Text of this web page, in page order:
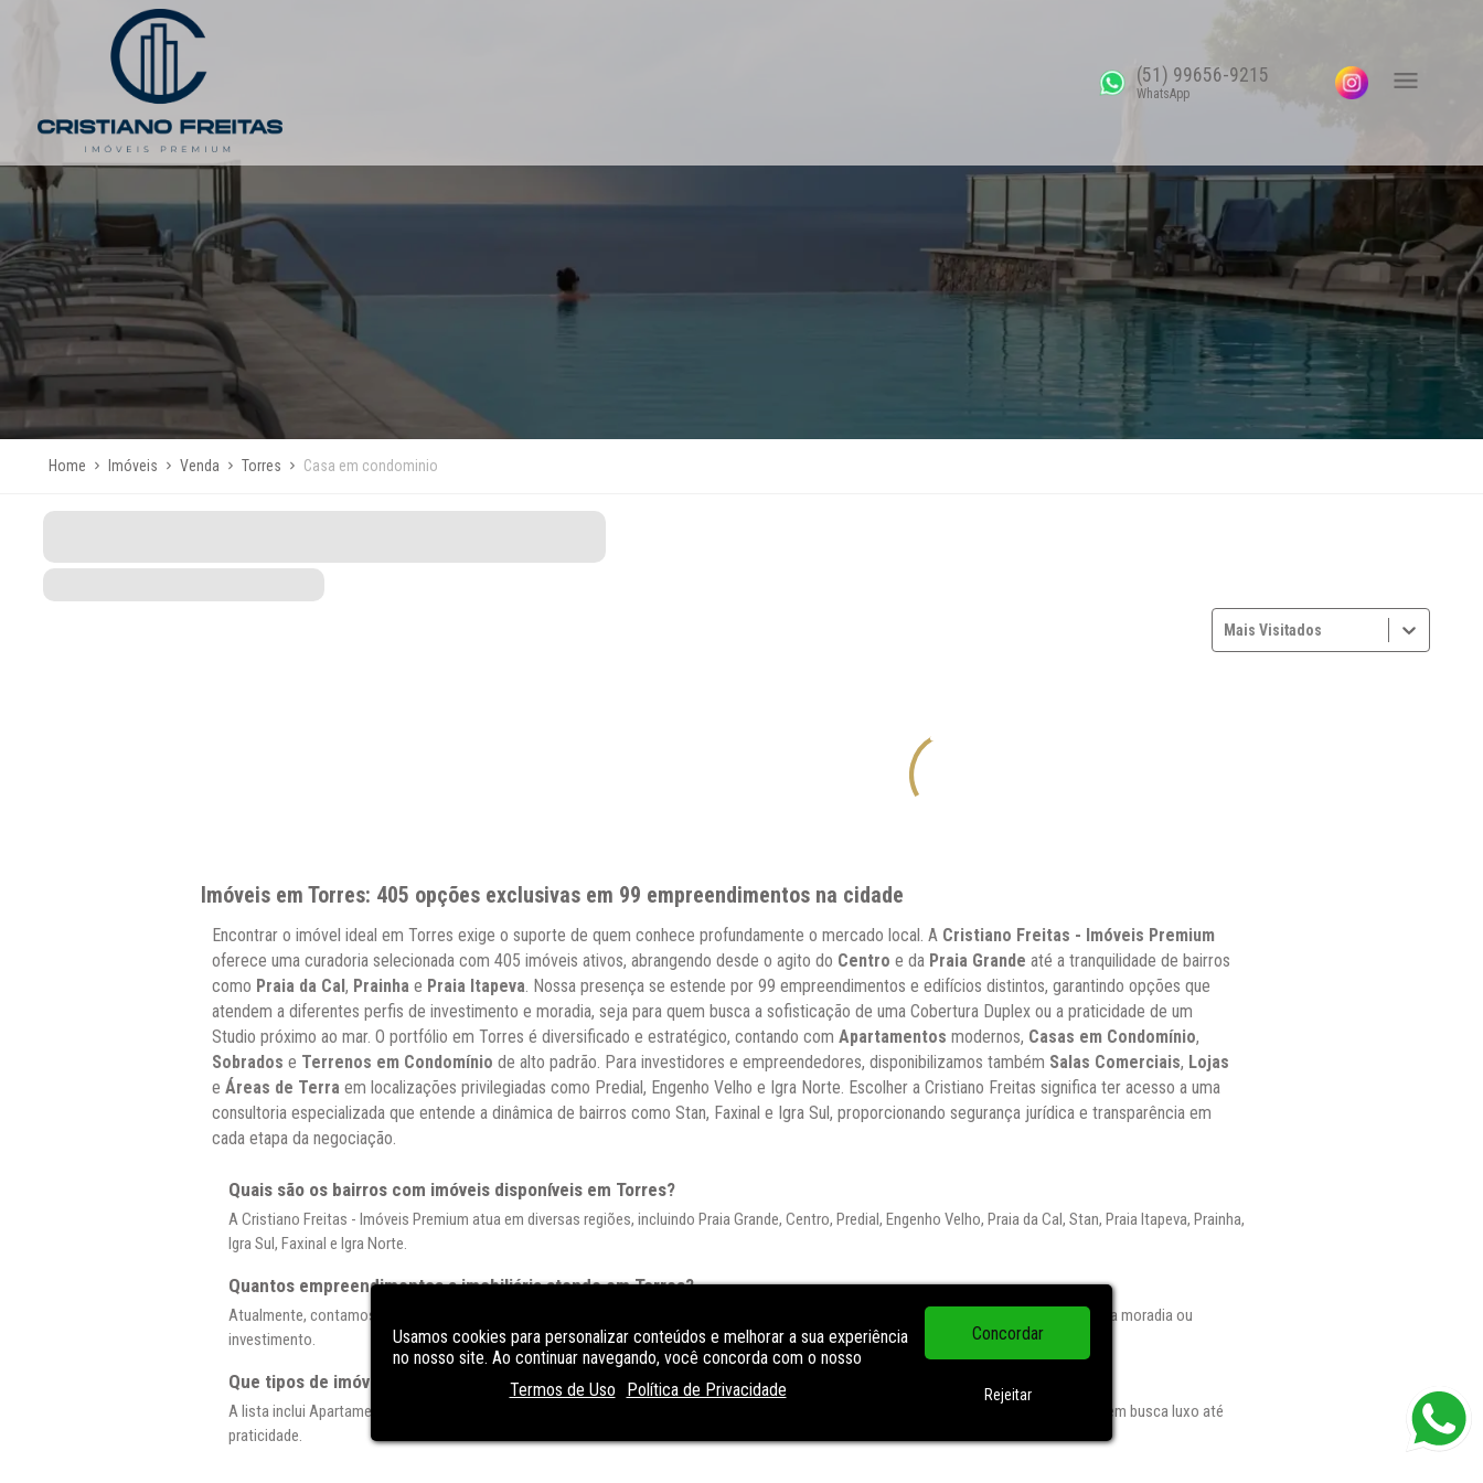
Usamos cookies para personalizar conteúdos e melhorar a sua experiência
no nosso site. Ao continuar navegando, você concorda com o nosso
Termos de Uso
Política de Privacidade
Concordar
Rejeitar
(51) 99656-9215
WhatsApp
Home Imóveis Venda Torres Casa em condominio
Mais Visitados
Imóveis em Torres: 405 opções exclusivas em 99 empreendimentos na cidade
Encontrar o imóvel ideal em Torres exige o suporte de quem conhece profundamente o mercado local. A Cristiano Freitas - Imóveis Premium
oferece uma curadoria selecionada com 405 imóveis ativos, abrangendo desde o agito do Centro e da Praia Grande até a tranquilidade de bairros
como Praia da Cal, Prainha e Praia Itapeva . Nossa presença se estende por 99 empreendimentos e edifícios distintos, garantindo opções que
atendem a diferentes perfis de investimento e moradia, seja para quem busca a sofisticação de uma Cobertura Duplex ou a praticidade de um
Studio próximo ao mar. O portfólio em Torres é diversificado e estratégico, contando com Apartamentos modernos, Casas em Condomínio,
Sobrados e Terrenos em Condomínio de alto padrão. Para investidores e empreendedores, disponibilizamos também Salas Comerciais, Lojas
e Áreas de Terra em localizações privilegiadas como Predial, Engenho Velho e Igra Norte. Escolher a Cristiano Freitas significa ter acesso a uma
consultoria especializada que entende a dinâmica de bairros como Stan, Faxinal e Igra Sul, proporcionando segurança jurídica e transparência em
cada etapa da negociação.
Quais são os bairros com imóveis disponíveis em Torres?
A Cristiano Freitas - Imóveis Premium atua em diversas regiões, incluindo Praia Grande, Centro, Predial, Engenho Velho, Praia da Cal, Stan, Praia Itapeva, Prainha,
Igra Sul, Faxinal e Igra Norte.
Quantos empreendimentos a imobiliária atende em Torres?
Atualmente, contamos com ofertas em 99 empreendimentos e edifícios distintos na cidade, oferecendo uma ampla gama de escolhas para moradia ou
investimento.
Que tipos de imóveis residenciais encontro em Torres?
A lista inclui Apartamento, Casa em Condomínio, Cobertura Duplex, Studio, Sobrado, Casa e Terreno em Condomínio, atendendo desde quem busca luxo até
praticidade.